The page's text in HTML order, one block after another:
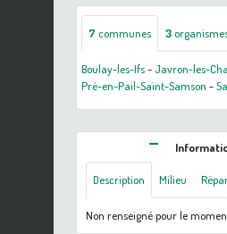
7 communes 3
Boulay-les-Ifs- Javron-les-
Pré-en-Pail-Saint-Samson -
Description Milieu
Non renseigné pour le